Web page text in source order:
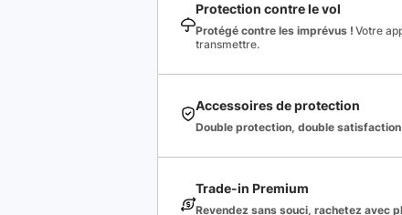
Protection contre le vol
Protégé contre les imprévus ! Votre
transmettre.
Accessoires de protection
Double protection, double satisfaction
Trade-in Premium
Revendez sans souci, rachetez avec